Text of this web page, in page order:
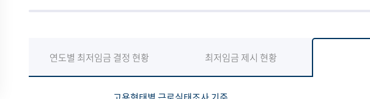
연도별 최저임금 결정 현황 최저임금 제시 현황